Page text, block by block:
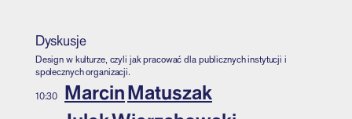
Dyskusje
Design w kulturze, czyli jak pracować dla publicznych instytucji i
społecznych organizacji.
10:30 MarcinMatuszak